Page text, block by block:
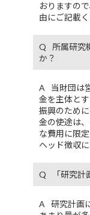
おりますの
由にご記載く
所属研究
か？
当財団は
金を主体と
振興のため
金の使途は
な費用に限
ヘッド徴収
「研究
研究計画